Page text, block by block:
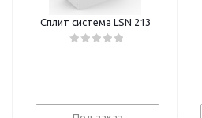
Сплит система LSN 213